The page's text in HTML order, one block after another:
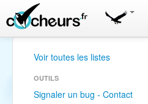
Voir toutes les listes
OUTILS
Signaler un bug - Contact